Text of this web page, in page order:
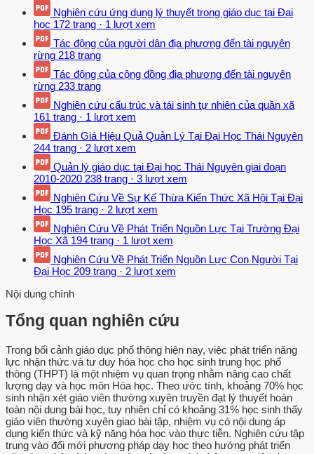
Nghiên cứu ứng dụng lý thuyết trong giáo dục tại Đại
học 172 trang · 1 lượt xem
Tác động của người dân địa phương đến tài nguyên
rừng 218 trang
Tác động của cộng đồng địa phương đến tài nguyên
rừng 233 trang
Nghiên cứu cấu trúc và tái sinh tự nhiên của quần xã
161 trang · 1 lượt xem
Đánh Giá Hiệu Quả Quản Lý Tại Đại Học Thái Nguyên
244 trang · 2 lượt xem
Quản lý giáo dục tại Đại học Thái Nguyên giai đoạn
2010-2020 238 trang · 3 lượt xem
Nghiên Cứu Về Sự Kế Thừa Kiến Thức Xã Hội Tại Đại
Học 195 trang · 2 lượt xem
Nghiên Cứu Về Phát Triển Nguồn Lực Tại Trường Đại
Học Xã 194 trang · 1 lượt xem
Nghiên Cứu Về Phát Triển Nguồn Lực Con Người Tại
Đại Học 209 trang · 2 lượt xem
Nội dung chính
Tổng quan nghiên cứu
Trong bối cảnh giáo dục phổ thông hiện nay, việc phát triển năng
lực nhận thức và tư duy hóa học cho học sinh trung học phổ
thông (THPT) là một nhiệm vụ quan trọng nhằm nâng cao chất
lượng dạy và học môn Hóa học. Theo ước tính, khoảng 70% học
sinh nhận xét giáo viên thường xuyên truyền đạt lý thuyết hoàn
toàn nội dung bài học, tuy nhiên chỉ có khoảng 31% học sinh thấy
giáo viên thường xuyên giao bài tập, nhiệm vụ có nội dung áp
dụng kiến thức và kỹ năng hóa học vào thực tiễn. Nghiên cứu tập
trung vào đổi mới phương pháp dạy học theo hướng phát triển